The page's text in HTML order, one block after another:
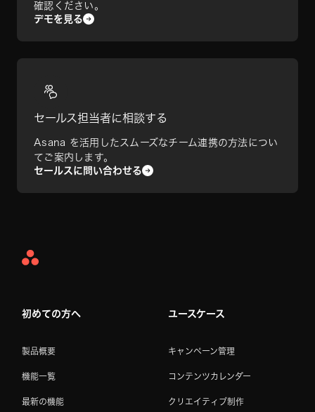
確認ください。
デモを見る
セールス担当者に相談する
Asana を活用したスムーズなチーム連携の方法につい
てご案内します。
セールスに問い合わせる
Asana
初めての方へ
製品概要
機能一覧
最新の機能
ユースケース
キャンペーン管理
コンテンツカレンダー
クリエイティブ制作